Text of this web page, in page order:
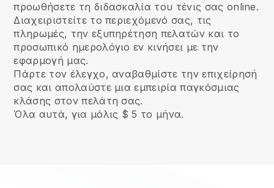
προωθήσετε τη διδασκαλία του τένις σας online.
Διαχειριστείτε το περιεχόμενό σας, τις
πληρωμές, την εξυπηρέτηση πελατών και το
προσωπικό ημερολόγιο εν κινήσει με την
εφαρμογή μας.
Πάρτε τον έλεγχο, αναβαθμίστε την επιχείρησή
σας και απολαύστε μια εμπειρία παγκόσμιας
κλάσης στον πελάτη σας.
Όλα αυτά, για μόλις $ 5 το μήνα.